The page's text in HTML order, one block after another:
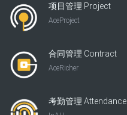
项目管理 Project
AceProject
合同管理 Contract
AceRicher
考勤管理 Attendance